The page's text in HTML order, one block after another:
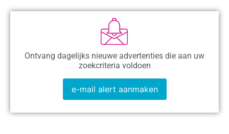
Ontvang dagelijks nieuwe advertenties die aan uw
zoekcriteria voldoen
e-mail alert aanmaken